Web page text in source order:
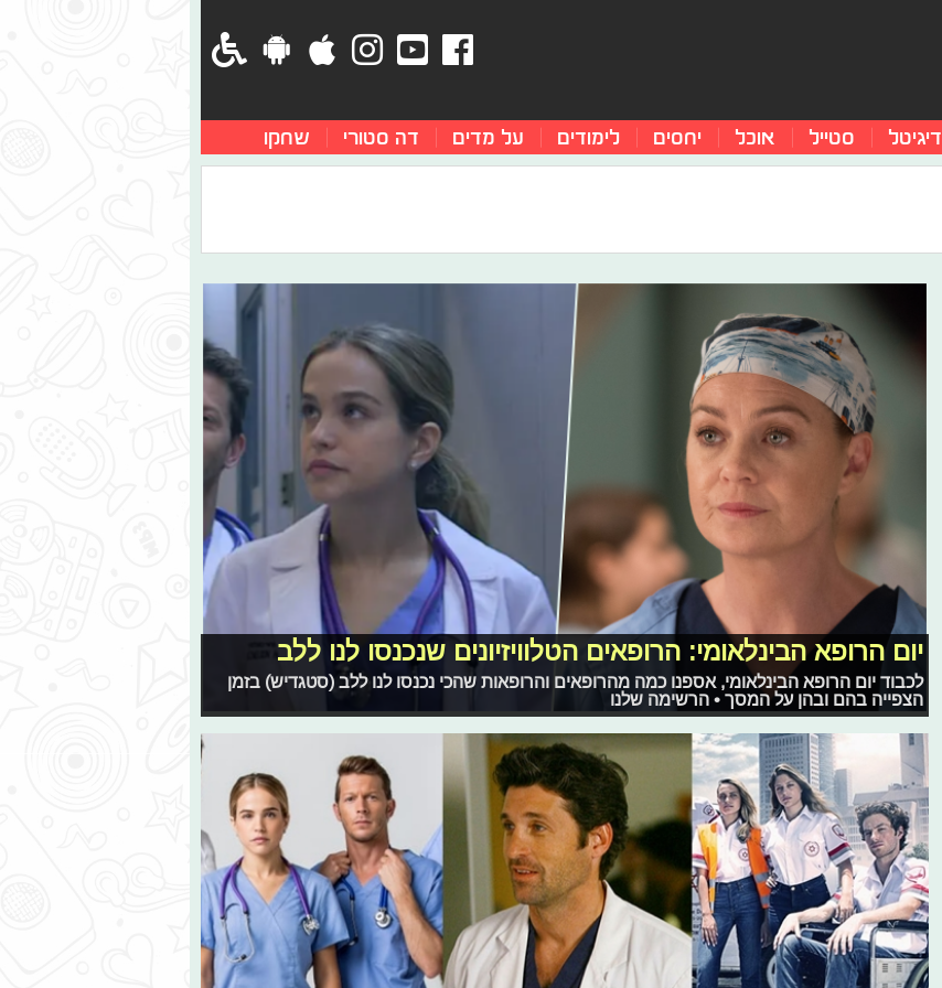
דיגיטל סטייל אוכל יחסים לימודים על מדים דה סטורי שחקו
יום הרופא הבינלאומי: הרופאים הטלוויזיונים שנכנסו לנו ללב
לכבוד יום הרופא הבינלאומי, אספנו כמה מהרופאים והרופאות שהכי נכנסו לנו ללב (סטגדיש) בזמן
הצפייה בהם ובהן על המסך • הרשימה שלנו